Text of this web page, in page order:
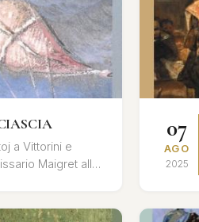
a Vittorini e
Maigret alla
07
AGO
2025